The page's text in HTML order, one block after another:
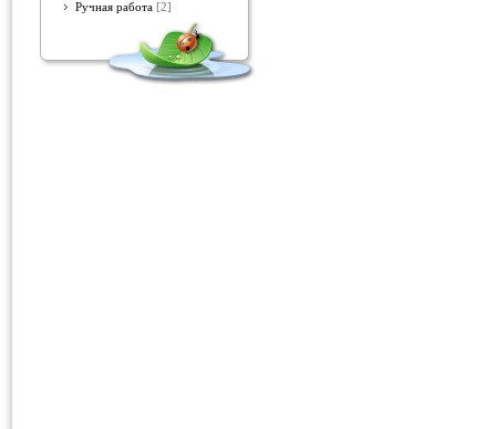
Ручная работа [2]